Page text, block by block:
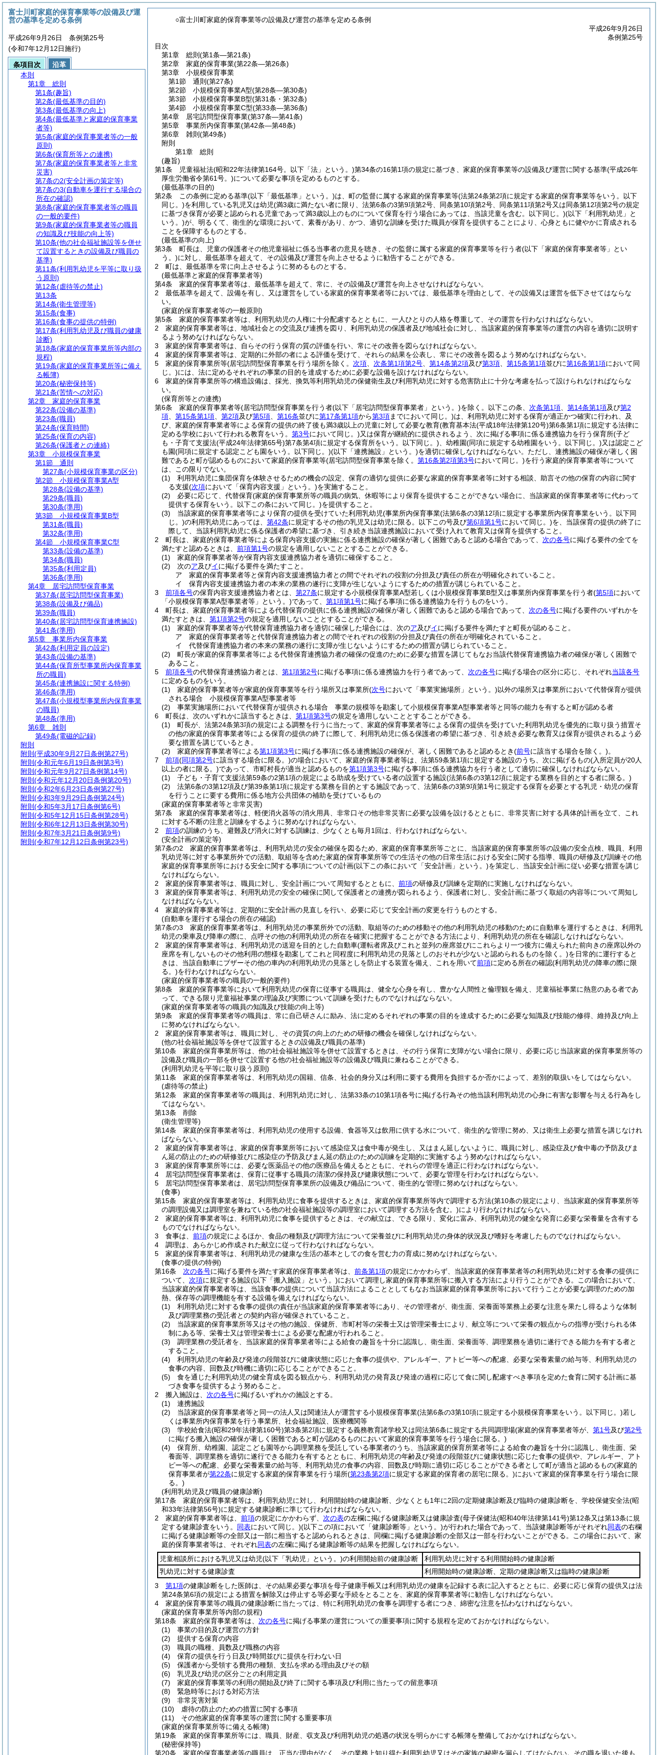
○富士川町家庭的保育事業等の設備及び運営の基準を定める条例
平成26年9月26日
条例第25号
目次
第1章
総則 (第1条―第21条)
第2章
家庭的保育事業(第22条―第26条)
第3章
小規模保育事業
第1節
通則 (第27条)
第2節
小規模保育事業A型(第28条―第30条)
第3節
小規模保育事業B型(第31条・第32条)
第4節
小規模保育事業C型(第33条―第36条)
第4章
居宅訪問型保育事業(第37条―第41条)
第5章
事業所内保育事業(第42条―第48条)
第6章
雑則 (第49条)
附則
第1章
総則
(趣旨)
第1条
児童福祉法(昭和22年法律第164号。以下「法」という。)第34条の16第1項の規定に基づき、家庭的保育事業等の設備及び運営に関する基準(平成26年
厚生労働省令第61号。)について必要な事項を定めるものとする。
(最低基準の目的)
第2条
この条例に定める基準(以下「最低基準」という。)は、町の監督に属する家庭的保育事業等(法第24条第2項に規定する家庭的保育事業等をいう。以下
同じ。)を利用している乳児又は幼児(満3歳に満たない者に限り、法第6条の3第9項第2号、同条第10項第2号、同条第11項第2号又は同条第12項第2号の規定
に基づき保育が必要と認められる児童であって満3歳以上のものについて保育を行う場合にあっては、当該児童を含む。以下同じ。)(以下「利用乳幼児」と
いう。)が、明るくて、衛生的な環境において、素養があり、かつ、適切な訓練を受けた職員が保育を提供することにより、心身ともに健やかに育成される
ことを保障するものとする。
(最低基準の向上)
第3条
町長は、児童の保護者その他児童福祉に係る当事者の意見を聴き、その監督に属する家庭的保育事業等を行う者(以下「家庭的保育事業者等」とい
う。)に対し、最低基準を超えて、その設備及び運営を向上させるように勧告することができる。
2
町は、最低基準を常に向上させるように努めるものとする。
(最低基準と家庭的保育事業者等)
第4条
家庭的保育事業者等は、最低基準を超えて、常に、その設備及び運営を向上させなければならない。
2
最低基準を超えて、設備を有し、又は運営をしている家庭的保育事業者等においては、最低基準を理由として、その設備又は運営を低下させてはならな
い。
(家庭的保育事業者等の一般原則)
第5条
家庭的保育事業者等は、利用乳幼児の人権に十分配慮するとともに、一人ひとりの人格を尊重して、その運営を行わなければならない。
2
家庭的保育事業者等は、地域社会との交流及び連携を図り、利用乳幼児の保護者及び地域社会に対し、当該家庭的保育事業等の運営の内容を適切に説明す
るよう努めなければならない。
3
家庭的保育事業者等は、自らその行う保育の質の評価を行い、常にその改善を図らなければならない。
4
家庭的保育事業者等は、定期的に外部の者による評価を受けて、それらの結果を公表し、常にその改善を図るよう努めなければならない。
5
家庭的保育事業所等(居宅訪問型保育事業を行う場所を除く。 次項 次条第1項第2号 第14条第2項及び第3項 第15条第1項並びに第16条第1項において同
じ。)には、法に定めるそれぞれの事業の目的を達成するために必要な設備を設けなければならない。
6
家庭的保育事業所等の構造設備は、採光、換気等利用乳幼児の保健衛生及び利用乳幼児に対する危害防止に十分な考慮を払って設けられなければならな
い。
(保育所等との連携)
第6条
家庭的保育事業者等(居宅訪問型保育事業を行う者(以下「居宅訪問型保育事業者」という。)を除く。以下この条、 次条第1項 第14条第1項及び第2
項
第15条第1項 第2項及び第5項 第16条並びに第17条第1項から第3項までにおいて同じ。)は、利用乳幼児に対する保育が適正かつ確実に行われ、及
び、家庭的保育事業者等による保育の提供の終了後も満3歳以上の児童に対して必要な教育(教育基本法(平成18年法律第120号)第6条第1項に規定する法律に
定める学校において行われる教育をいう。 第3号において同じ。)又は保育が継続的に提供されるよう、次に掲げる事項に係る連携協力を行う保育所(子ど
も・子育て支援法(平成24年法律第65号)第7条第4項に規定する保育所をいう。以下同じ。) 、幼稚園(同項に規定する幼稚園をいう。以下同じ。)又は認定こど
も園(同項に規定する認定こども園をいう。以下同じ。)(以下「連携施設」という。)を適切に確保しなければならない。 ただし、連携施設の確保が著しく困
難であると町が認めるものにおいて家庭的保育事業等(居宅訪問型保育事業を除く。 第16条第2項第3号において同じ。)を行う家庭的保育事業者等について
は、この限りでない。
(1)
利用乳幼児に集団保育を体験させるための機会の設定、保育の適切な提供に必要な家庭的保育事業者等に対する相談、助言その他の保育の内容に関す
る支援(次項において「保育内容支援」という。)を実施すること。
(2)
必要に応じて、代替保育(家庭的保育事業所等の職員の病気、休暇等により保育を提供することができない場合に、当該家庭的保育事業者等に代わって
提供する保育をいう。以下この条において同じ。)を提供すること。
(3)
当該家庭的保育事業者等により保育の提供を受けていた利用乳幼児(事業所内保育事業(法第6条の3第12項に規定する事業所内保育事業をいう。以下同
じ。)の利用乳幼児にあっては、 第42条に規定するその他の乳児又は幼児に限る。以下この号及び第6項第1号において同じ。)を、当該保育の提供の終了に
際して、当該利用乳幼児に係る保護者の希望に基づき、引き続き当該連携施設において受け入れて教育又は保育を提供すること。
2
町長は、家庭的保育事業者等による保育内容支援の実施に係る連携施設の確保が著しく困難であると認める場合であって、 次の各号に掲げる要件の全てを
満たすと認めるときは、 前項第1号の規定を適用しないこととすることができる。
(1)
家庭的保育事業者等が保育内容支援連携協力者を適切に確保すること。
(2)
次のア及びイに掲げる要件を満たすこと。
ア
家庭的保育事業者等と保育内容支援連携協力者との間でそれぞれの役割の分担及び責任の所在が明確化されていること。
イ
保育内容支援連携協力者の本来の業務の遂行に支障が生じないようにするための措置が講じられていること。
3
前項各号の保育内容支援連携協力者とは、 第27条に規定する小規模保育事業A型若しくは小規模保育事業B型又は事業所内保育事業を行う者(第5項において
「小規模保育事業A型事業者等」という。)であって、 第1項第1号に掲げる事項に係る連携協力を行うものをいう。
4
町長は、家庭的保育事業者等による代替保育の提供に係る連携施設の確保が著しく困難であると認める場合であって、 次の各号に掲げる要件のいずれかを
満たすときは、 第1項第2号の規定を適用しないこととすることができる。
(1)
家庭的保育事業者等が代替保育連携協力者を適切に確保した場合には、次のア及びイに掲げる要件を満たすと町長が認めること。
ア
家庭的保育事業者等と代替保育連携協力者との間でそれぞれの役割の分担及び責任の所在が明確化されていること。
イ
代替保育連携協力者の本来の業務の遂行に支障が生じないようにするための措置が講じられていること。
(2)
町長が家庭的保育事業者等による代替保育連携協力者の確保の促進のために必要な措置を講じてもなお当該代替保育連携協力者の確保が著しく困難で
あること。
5
前項各号の代替保育連携協力者とは、 第1項第2号に掲げる事項に係る連携協力を行う者であって、 次の各号に掲げる場合の区分に応じ、それぞれ当該各号
に定めるものをいう。
(1)
家庭的保育事業者等が家庭的保育事業等を行う場所又は事業所(次号において「事業実施場所」という。)以外の場所又は事業所において代替保育が提供
される場合 小規模保育事業A型事業者等
(2)
事業実施場所において代替保育が提供される場合 事業の規模等を勘案して小規模保育事業A型事業者等と同等の能力を有すると町が認める者
6
町長は、次のいずれかに該当するときは、 第1項第3号の規定を適用しないこととすることができる。
(1)
町長が、法第24条第3項の規定による調整を行うに当たって、家庭的保育事業者等による保育の提供を受けていた利用乳幼児を優先的に取り扱う措置そ
の他の家庭的保育事業者等による保育の提供の終了に際して、利用乳幼児に係る保護者の希望に基づき、引き続き必要な教育又は保育が提供されるよう必
要な措置を講じているとき。
(2)
家庭的保育事業者等による第1項第3号に掲げる事項に係る連携施設の確保が、著しく困難であると認めるとき(前号に該当する場合を除く。)。
7
前項(同項第2号に該当する場合に限る。)の場合において、家庭的保育事業者等は、法第59条第1項に規定する施設のうち、次に掲げるもの(入所定員が20人
以上の者に限る。)であって、市町村長が適当と認めるものを第1項第3号に掲げる事項に係る連携協力を行う者として適切に確保しなければならない。
(1)
子ども・子育て支援法第59条の2第1項の規定による助成を受けている者の設置する施設(法第6条の3第12項に規定する業務を目的とする者に限る。)
(2)
法第6条の3第12項及び第39条第1項に規定する業務を目的とする施設であって、法第6条の3第9項第1号に規定する保育を必要とする乳児・幼児の保育
を行うことに要する費用に係る地方公共団体の補助を受けているもの
(家庭的保育事業者等と非常災害)
第7条
家庭的保育事業者等は、軽便消火器等の消火用具、非常口その他非常災害に必要な設備を設けるとともに、非常災害に対する具体的計画を立て、これ
に対する不断の注意と訓練をするように努めなければならない。
2
前項の訓練のうち、避難及び消火に対する訓練は、少なくとも毎月1回は、行わなければならない。
(安全計画の策定等)
第7条の2
家庭的保育事業者等は、利用乳幼児の安全の確保を図るため、家庭的保育事業所等ごとに、当該家庭的保育事業所等の設備の安全点検、職員、利用
乳幼児等に対する事業所外での活動、取組等を含めた家庭的保育事業所等での生活その他の日常生活における安全に関する指導、職員の研修及び訓練その他
家庭的保育事業所等における安全に関する事項についての計画(以下この条において「安全計画」という。)を策定し、当該安全計画に従い必要な措置を講じ
なければならない。
2
家庭的保育事業者等は、職員に対し、安全計画について周知するとともに、 前項の研修及び訓練を定期的に実施しなければならない。
3
家庭的保育事業者等は、利用乳幼児の安全の確保に関して保護者との連携が図られるよう、保護者に対し、安全計画に基づく取組の内容等について周知し
なければならない。
4
家庭的保育事業者等は、定期的に安全計画の見直しを行い、必要に応じて安全計画の変更を行うものとする。
(自動車を運行する場合の所在の確認)
第7条の3
家庭的保育事業者等は、利用乳幼児の事業所外での活動、取組等のための移動その他の利用乳幼児の移動のために自動車を運行するときは、利用乳
幼児の乗車及び降車の際に、点呼その他の利用乳幼児の所在を確実に把握することができる方法により、利用乳幼児の所在を確認しなければならない。
2
家庭的保育事業者等は、利用乳幼児の送迎を目的とした自動車(運転者席及びこれと並列の座席並びにこれらより一つ後方に備えられた前向きの座席以外の
座席を有しないものその他利用の態様を勘案してこれと同程度に利用乳幼児の見落としのおそれが少ないと認められるものを除く。)を日常的に運行すると
きは、当該自動車にブザーその他の車内の利用乳幼児の見落としを防止する装置を備え、これを用いて前項に定める所在の確認(利用乳幼児の降車の際に限
る。)を行わなければならない。
(家庭的保育事業者等の職員の一般的要件)
第8条
家庭的保育事業等において利用乳幼児の保育に従事する職員は、健全な心身を有し、豊かな人間性と倫理観を備え、児童福祉事業に熱意のある者であ
って、できる限り児童福祉事業の理論及び実際について訓練を受けたものでなければならない。
(家庭的保育事業者等の職員の知識及び技能の向上等)
第9条
家庭的保育事業者等の職員は、常に自己研さんに励み、法に定めるそれぞれの事業の目的を達成するために必要な知識及び技能の修得、維持及び向上
に努めなければならない。
2
家庭的保育事業者等は、職員に対し、その資質の向上のための研修の機会を確保しなければならない。
(他の社会福祉施設等を併せて設置するときの設備及び職員の基準)
第10条
家庭的保育事業所等は、他の社会福祉施設等を併せて設置するときは、その行う保育に支障がない場合に限り、必要に応じ当該家庭的保育事業所等の
設備及び職員の一部を併せて設置する他の社会福祉施設等の設備及び職員に兼ねることができる。
(利用乳幼児を平等に取り扱う原則)
第11条
家庭的保育事業者等は、利用乳幼児の国籍、信条、社会的身分又は利用に要する費用を負担するか否かによって、差別的取扱いをしてはならない。
(虐待等の禁止)
第12条
家庭的保育事業者等の職員は、利用乳幼児に対し、法第33条の10第1項各号に掲げる行為その他当該利用乳幼児の心身に有害な影響を与える行為をし
てはならない。
第13条
削除
(衛生管理等)
第14条
家庭的保育事業者等は、利用乳幼児の使用する設備、食器等又は飲用に供する水について、衛生的な管理に努め、又は衛生上必要な措置を講じなけれ
ばならない。
2
家庭的保育事業者等は、家庭的保育事業所等において感染症又は食中毒が発生し、又はまん延しないように、職員に対し、感染症及び食中毒の予防及びま
ん延の防止のための研修並びに感染症の予防及びまん延の防止のための訓練を定期的に実施するよう努めなければならない。
3
家庭的保育事業所等には、必要な医薬品その他の医療品を備えるとともに、それらの管理を適正に行わなければならない。
4
居宅訪問型保育事業者は、保育に従事する職員の清潔の保持及び健康状態について、必要な管理を行わなければならない。
5
居宅訪問型保育事業者は、居宅訪問型保育事業所の設備及び備品について、衛生的な管理に努めなければならない。
(食事)
第15条
家庭的保育事業者等は、利用乳幼児に食事を提供するときは、家庭的保育事業所等内で調理する方法(第10条の規定により、当該家庭的保育事業所等
の調理設備又は調理室を兼ねている他の社会福祉施設等の調理室において調理する方法を含む。)により行わなければならない。
2
家庭的保育事業者等は、利用乳幼児に食事を提供するときは、その献立は、できる限り、変化に富み、利用乳幼児の健全な発育に必要な栄養量を含有する
ものでなければならない。
3
食事は、 前項の規定によるほか、食品の種類及び調理方法について栄養並びに利用乳幼児の身体的状況及び嗜好を考慮したものでなければならない。
4
調理は、あらかじめ作成された献立に従って行わなければならない。
5
家庭的保育事業者等は、利用乳幼児の健康な生活の基本としての食を営む力の育成に努めなければならない。
(食事の提供の特例)
第16条
次の各号に掲げる要件を満たす家庭的保育事業者等は、 前条第1項の規定にかかわらず、当該家庭的保育事業者等の利用乳幼児に対する食事の提供に
ついて、 次項に規定する施設(以下「搬入施設」という。)において調理し家庭的保育事業所等に搬入する方法により行うことができる。
この場合において、
当該家庭的保育事業者等は、当該食事の提供について当該方法によることとしてもなお当該家庭的保育事業所等において行うことが必要な調理のための加
熱、保存等の調理機能を有する設備を備えなければならない。
(1)
利用乳幼児に対する食事の提供の責任が当該家庭的保育事業者等にあり、その管理者が、衛生面、栄養面等業務上必要な注意を果たし得るような体制
及び調理業務の受託者との契約内容が確保されていること。
(2)
当該家庭的保育事業所等又はその他の施設、保健所、市町村等の栄養士又は管理栄養士により、献立等について栄養の観点からの指導が受けられる体
制にある等、栄養士又は管理栄養士による必要な配慮が行われること。
(3)
調理業務の受託者を、当該家庭的保育事業者等による給食の趣旨を十分に認識し、衛生面、栄養面等、調理業務を適切に遂行できる能力を有する者と
すること。
(4)
利用乳幼児の年齢及び発達の段階並びに健康状態に応じた食事の提供や、アレルギー、アトピー等への配慮、必要な栄養素量の給与等、利用乳幼児の
食事の内容、回数及び時機に適切に応じることができること。
(5)
食を通じた利用乳幼児の健全育成を図る観点から、利用乳幼児の発育及び発達の過程に応じて食に関し配慮すべき事項を定めた食育に関する計画に基
づき食事を提供するよう努めること。
2
搬入施設は、 次の各号に掲げるいずれかの施設とする。
(1)
連携施設
(2)
当該家庭的保育事業者等と同一の法人又は関連法人が運営する小規模保育事業(法第6条の3第10項に規定する小規模保育事業をいう。以下同じ。)若し
くは事業所内保育事業を行う事業所、社会福祉施設、医療機関等
(3)
学校給食法(昭和29年法律第160号)第3条第2項に規定する義務教育諸学校又は同法第6条に規定する共同調理場(家庭的保育事業者等が、 第1号及び第2号
に掲げる搬入施設の確保が著しく困難であると町が認めるものにおいて家庭的保育事業等を行う場合に限る。)
(4)
保育所、幼稚園、認定こども園等から調理業務を受託している事業者のうち、当該家庭的保育所業者等による給食の趣旨を十分に認識し、衛生面、栄
養面等、調理業務を適切に遂行できる能力を有するとともに、利用乳幼児の年齢及び発達の段階並びに健康状態に応じた食事の提供や、アレルギー、アト
ピー等への配慮、必要な栄養素量の給与等、利用乳幼児の食事の内容、回数及び時期に適切に応じることができる者として町が適当と認めるもの(家庭的
保育事業者が第22条に規定する家庭的保育事業を行う場所(第23条第2項に規定する家庭的保育者の居宅に限る。)において家庭的保育事業を行う場合に限
る。)
(利用乳幼児及び職員の健康診断)
第17条
家庭的保育事業者等は、利用乳幼児に対し、利用開始時の健康診断、少なくとも1年に2回の定期健康診断及び臨時の健康診断を、学校保健安全法(昭
和33年法律第56号)に規定する健康診断に準じて行わなければならない。
2
家庭的保育事業者等は、 前項の規定にかかわらず、 次の表の左欄に掲げる健康診断又は健康診査(母子保健法(昭和40年法律第141号)第12条又は第13条に規
定する健康診査をいう。 同表において同じ。)(以下この項において「健康診断等」という。)が行われた場合であって、当該健康診断等がそれぞれ同表の右欄
に掲げる健康診断等の全部又は一部に相当すると認められるときは、同欄に掲げる健康診断の全部又は一部を行わないことができる。
この場合において、家
庭的保育事業者等は、それぞれ同表の左欄に掲げる健康診断等の結果を把握しなければならない。
児童相談所における乳児又は幼児(以下「乳幼児」という。)の利用開始前の健康診断
利用乳幼児に対する利用開始時の健康診断
乳幼児に対する健康診査
利用開始時の健康診断、定期の健康診断又は臨時の健康診断
3
第1項の健康診断をした医師は、その結果必要な事項を母子健康手帳又は利用乳幼児の健康を記録する表に記入するとともに、必要に応じ保育の提供又は法
第24条第6項の規定による措置を解除又は停止する等必要な手続をとることを、家庭的保育事業者等に勧告しなければならない。
4
家庭的保育事業等の職員の健康診断に当たっては、特に利用乳幼児の食事を調理する者につき、綿密な注意を払わなければならない。
(家庭的保育事業所等内部の規程)
第18条
家庭的保育事業者等は、 次の各号に掲げる事業の運営についての重要事項に関する規程を定めておかなければならない。
(1)
事業の目的及び運営の方針
(2)
提供する保育の内容
(3)
職員の職種、員数及び職務の内容
(4)
保育の提供を行う日及び時間並びに提供を行わない日
(5)
保護者から受領する費用の種類、支払を求める理由及びその額
(6)
乳児及び幼児の区分ごとの利用定員
(7)
家庭的保育事業等の利用の開始及び終了に関する事項及び利用に当たっての留意事項
(8)
緊急時等における対応方法
(9)
非常災害対策
(10)
虐待の防止のための措置に関する事項
(11)
その他家庭的保育事業等の運営に関する重要事項
(家庭的保育事業所等に備える帳簿)
第19条
家庭的保育事業所等には、職員、財産、収支及び利用乳幼児の処遇の状況を明らかにする帳簿を整備しておかなければならない。
(秘密保持等)
第20条
家庭的保育事業者等の職員は、正当な理由がなく、その業務上知り得た利用乳幼児又はその家族の秘密を漏らしてはならない。 その職を退いた後も、
富士川町家庭的保育事業等の設備及び運
営の基準を定める条例
平成26年9月26日 条例第25号
(令和7年12月12日施行)
条項目次
沿革
本則
第1章
総則
第1条(趣旨)
第2条(最低基準の目的)
第3条(最低基準の向上)
第4条(最低基準と家庭的保育事業
者等)
第5条(家庭的保育事業者等の一般
原則)
第6条(保育所等との連携)
第7条(家庭的保育事業者等と非常
災害)
第7条の2(安全計画の策定等)
第7条の3(自動車を運行する場合の
所在の確認)
第8条(家庭的保育事業者等の職員
の一般的要件)
第9条(家庭的保育事業者等の職員
の知識及び技能の向上等)
第10条(他の社会福祉施設等を併せ
て設置するときの設備及び職員の
基準)
第11条(利用乳幼児を平等に取り扱
う原則)
第12条(虐待等の禁止)
第13条
第14条(衛生管理等)
第15条(食事)
第16条(食事の提供の特例)
第17条(利用乳幼児及び職員の健康
診断)
第18条(家庭的保育事業所等内部の
規程)
第19条(家庭的保育事業所等に備え
る帳簿)
第20条(秘密保持等)
第21条(苦情への対応)
第2章
家庭的保育事業
第22条(設備の基準)
第23条(職員)
第24条(保育時間)
第25条(保育の内容)
第26条(保護者との連絡)
第3章
小規模保育事業
第1節
通則
第27条(小規模保育事業の区分)
第2節
小規模保育事業A型
第28条(設備の基準)
第29条(職員)
第30条(準用)
第3節
小規模保育事業B型
第31条(職員)
第32条(準用)
第4節
小規模保育事業C型
第33条(設備の基準)
第34条(職員)
第35条(利用定員)
第36条(準用)
第4章
居宅訪問型保育事業
第37条(居宅訪問型保育事業)
第38条(設備及び備品)
第39条(職員)
第40条(居宅訪問型保育連携施設)
第41条(準用)
第5章
事業所内保育事業
第42条(利用定員の設定)
第43条(設備の基準)
第44条(保育所型事業所内保育事業
所の職員)
第45条(連携施設に関する特例)
第46条(準用)
第47条(小規模型事業所内保育事業
の職員)
第48条(準用)
第6章
雑則
第49条(電磁的記録)
附則
附則 (平成30年9月27日条例第27号)
附則 (令和元年6月19日条例第3号)
附則 (令和元年9月27日条例第14号)
附則 (令和元年12月20日条例第20号)
附則 (令和2年6月23日条例第27号)
附則 (令和3年9月29日条例第24号)
附則 (令和5年3月17日条例第6号)
附則 (令和5年12月15日条例第28号)
附則 (令和6年12月13日条例第30号)
附則 (令和7年3月21日条例第9号)
附則 (令和7年12月12日条例第23号)